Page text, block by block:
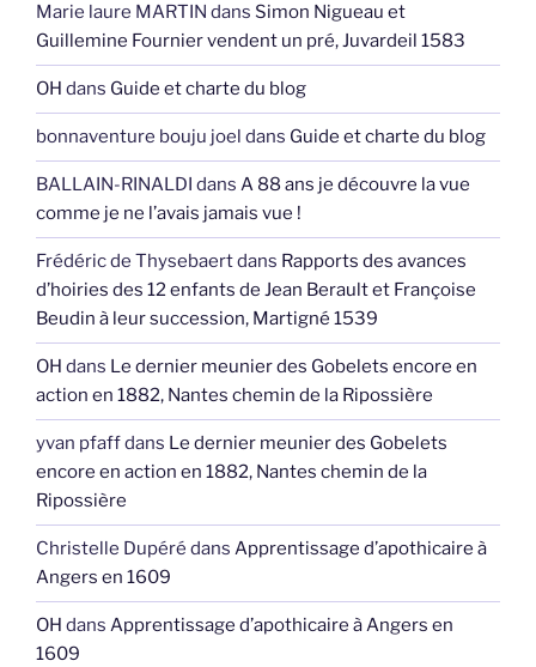
Marie laure MARTIN dans Simon Nigueau et
Guillemine Fournier vendent un pré, Juvardeil 1583
OH dans Guide et charte du blog
bonnaventure bouju joel dans Guide et charte du blog
BALLAIN-RINALDI dans A 88 ans je découvre la vue
comme je ne l’avais jamais vue !
Frédéric de Thysebaertdans Rapports des avances
d’hoiries des 12 enfants de Jean Berault et Françoise
Beudin à leur succession, Martigné 1539
OH dans Le dernier meunier des Gobelets encore en
action en 1882, Nantes chemin de la Ripossière
yvan pfaffdans Le dernier meunier des Gobelets
encore en action en 1882, Nantes chemin de la
Ripossière
Christelle Dupéré dans Apprentissage d’apothicaire à
Angers en 1609
OH dans Apprentissage d’apothicaire à Angers en
1609